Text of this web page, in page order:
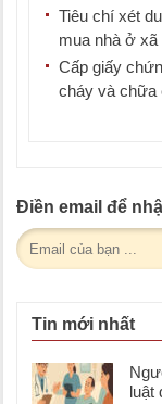
Tiêu chí xét
mua nhà ở xã
Cấp giấy
cháy và chữa
Điền email để
Tin mới nhất
luật